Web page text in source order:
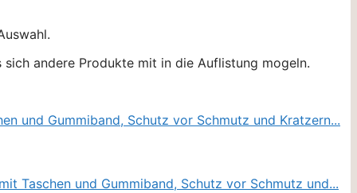
andere Produkte mit in die Auflistung mogeln.